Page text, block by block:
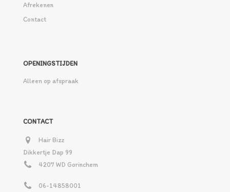
Afrekenen
Contact
OPENINGSTIJDEN
Alleen op afspraak
CONTACT
Hair Bizz
Dikkertje Dap 99
4207 WD Gorinchem
06-14858001